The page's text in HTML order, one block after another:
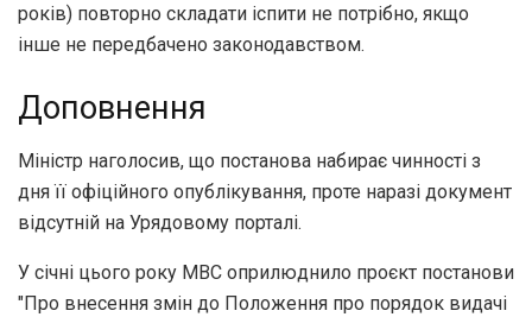
років) повторно складати іспити не потрібно, якщо
інше не передбачено законодавством.
Доповнення
Міністр наголосив, що постанова набирає чинності з
дня її офіційного опублікування, проте наразі документ
відсутній на Урядовому порталі.
У січні цього року МВС оприлюднило проєкт постанови
"Про внесення змін до Положення про порядок видачі